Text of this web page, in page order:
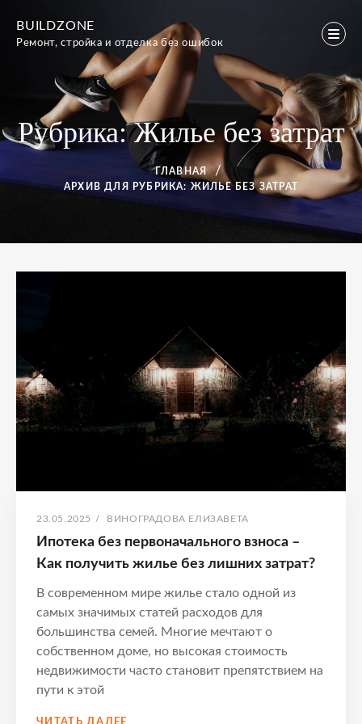
содержимому
BUILDZONE
Ремонт, стройка и отделка без ошибок
Рубрика:Жилье без затрат
ГЛАВНАЯ
АРХИВ ДЛЯ
РУБРИКА: ЖИЛЬЕ БЕЗ ЗАТРАТ
затрат
ОПУБЛИКОВАНО
23.05.2025 / АВТОР:
ВИНОГРАДОВА ЕЛИЗАВЕТА
Ипотека без первоначального взноса –
Как получить жилье без лишних затрат?
В современном мире жилье стало одной из
самых значимых статей расходов для
большинства семей. Многие мечтают о
собственном доме, но высокая стоимость
недвижимости часто становит препятствием на
пути к этой
ЧИТАТЬ ДАЛЕЕ